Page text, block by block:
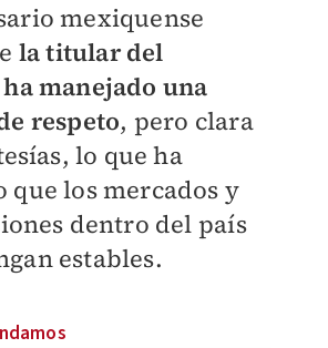
mexiquense
la titular del
manejado una
respeto, pero clara
lo que ha
los mercados y
dentro del país
estables.